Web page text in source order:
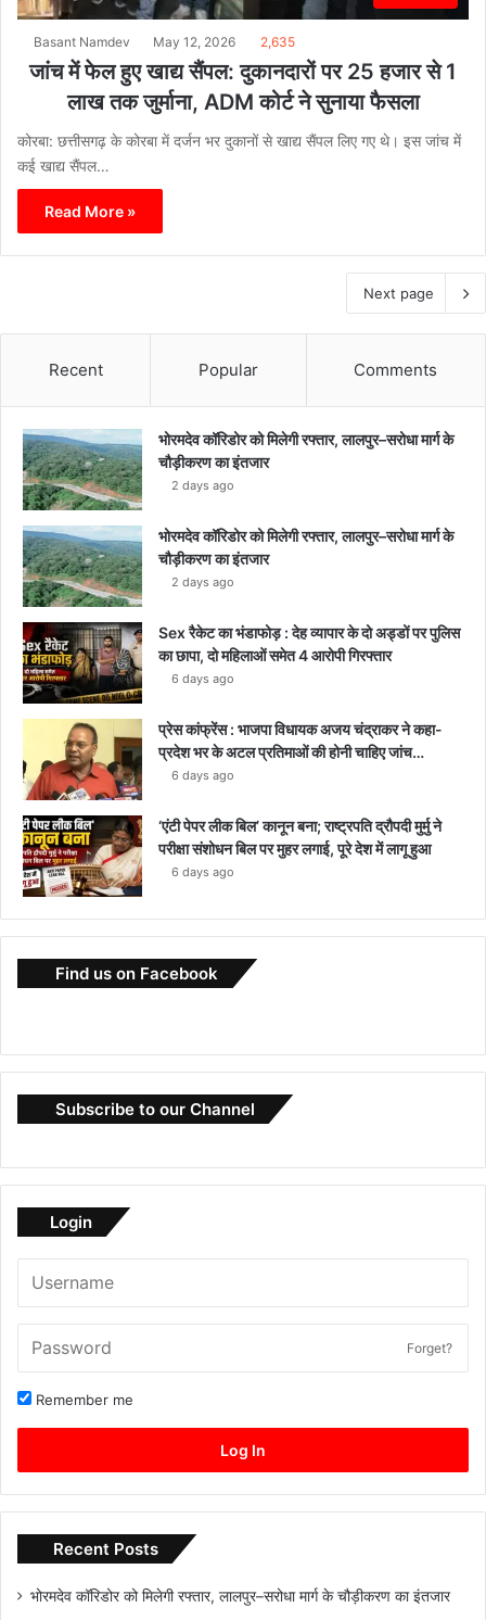
Basant Namdev May 12, 2026 2,635
जांच में फेल हुए खाद्य सैंपल: दुकानदारों पर 25 हजार से 1
लाख तक जुर्माना, ADM कोर्ट ने सुनाया फैसला
कोरबा: छत्तीसगढ़ के कोरबा में दर्जन भर दुकानों से खाद्य सैंपल लिए गए थे। इस जांच में
कई खाद्य सैंपल…
Read More »
Next page
Recent Popular Comments
भोरमदेव कॉरिडोर को मिलेगी रफ्तार, लालपुर–सरोधा मार्ग के
चौड़ीकरण का इंतजार
2 days ago
भोरमदेव कॉरिडोर को मिलेगी रफ्तार, लालपुर–सरोधा मार्ग के
चौड़ीकरण का इंतजार
2 days ago
Sex रैकेट का भंडाफोड़ : देह व्यापार के दो अड्डों पर पुलिस
का छापा, दो महिलाओं समेत 4 आरोपी गिरफ्तार
6 days ago
प्रेस कांफ्रेंस : भाजपा विधायक अजय चंद्राकर ने कहा-
प्रदेश भर के अटल प्रतिमाओं की होनी चाहिए जांच…
6 days ago
‘एंटी पेपर लीक बिल’ कानून बना; राष्ट्रपति द्रौपदी मुर्मु ने
परीक्षा संशोधन बिल पर मुहर लगाई, पूरे देश में लागू हुआ
6 days ago
Find us on Facebook
Subscribe to our Channel
Login
Forget?
Remember me
Log In
Recent Posts
भोरमदेव कॉरिडोर को मिलेगी रफ्तार, लालपुर–सरोधा मार्ग के चौड़ीकरण का इंतजार